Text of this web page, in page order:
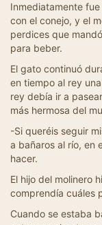
Inmediatamente
con el conejo, y el
perdices que
para beber.
El gato continuó
en tiempo al rey
rey debía ir a
más hermosa del
-Si queréis seguir
a bañaros al río, en
hacer.
El hijo del molinero
comprendía cuáles
Cuando se estaba